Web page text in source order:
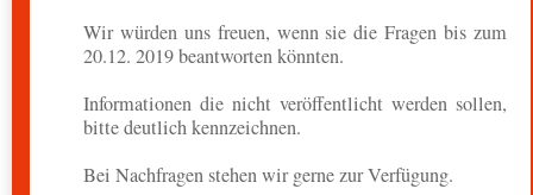
Wir würden uns freuen, wenn sie die Fragen bis zum
20.12. 2019 beantworten könnten.
Informationen die nicht veröffentlicht werden sollen,
bitte deutlich kennzeichnen.
Bei Nachfragen stehen wir gerne zur Verfügung.